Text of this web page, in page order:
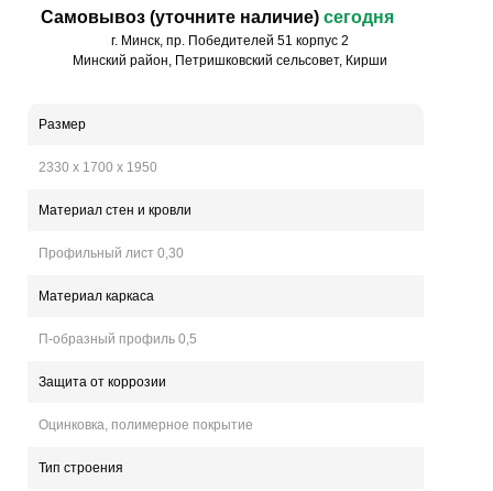
Размер
2330 х 1700 х 1950
Материал стен и кровли
Профильный лист 0,30
Материал каркаса
П-образный профиль 0,5
Защита от коррозии
Оцинковка, полимерное покрытие
Тип строения
г. Минск, пр. Победителей 51 корпус 2
Минский район, Петришковский сельсовет, Кирши
Самовывоз (уточните наличие) сегодня